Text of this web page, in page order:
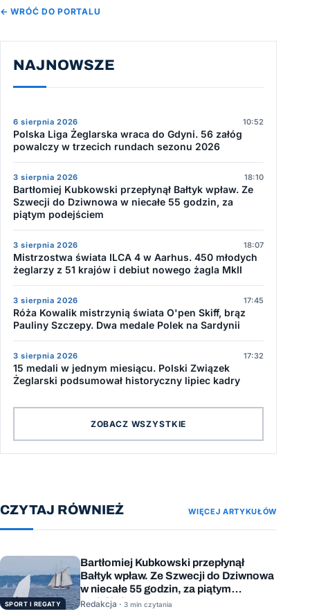
← WRÓĆ DO PORTALU
NAJNOWSZE
6 sierpnia 2026 10:52
Polska Liga Żeglarska wraca do Gdyni. 56 załóg
powalczy w trzecich rundach sezonu 2026
3 sierpnia 2026 18:10
Bartłomiej Kubkowski przepłynął Bałtyk wpław. Ze
Szwecji do Dziwnowa w niecałe 55 godzin, za
piątym podejściem
3 sierpnia 2026 18:07
Mistrzostwa świata ILCA 4 w Aarhus. 450 młodych
żeglarzy z 51 krajów i debiut nowego żagla MkII
3 sierpnia 2026 17:45
Róża Kowalik mistrzynią świata O'pen Skiff, brąz
Pauliny Szczepy. Dwa medale Polek na Sardynii
3 sierpnia 2026 17:32
15 medali w jednym miesiącu. Polski Związek
Żeglarski podsumował historyczny lipiec kadry
ZOBACZ WSZYSTKIE
CZYTAJ RÓWNIEŻ WIĘCEJ ARTYKUŁÓW
SPORT I REGATY
Bartłomiej Kubkowski przepłynął
Bałtyk wpław. Ze Szwecji do Dziwnowa
w niecałe 55 godzin, za piątym
podejściem
Redakcja · 3 min czytania